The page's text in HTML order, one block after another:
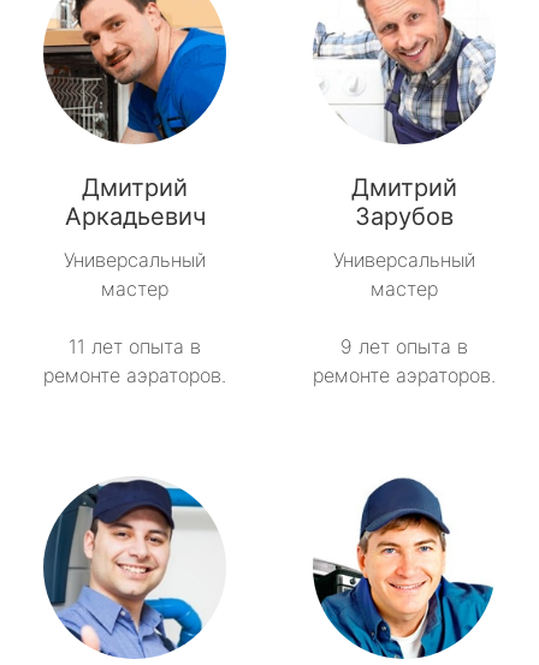
Дмитрий
Аркадьевич
Универсальный
мастер
11 лет опыта в
ремонте аэраторов.
Дмитрий
Зарубов
Универсальный
мастер
9 лет опыта в
ремонте аэраторов.